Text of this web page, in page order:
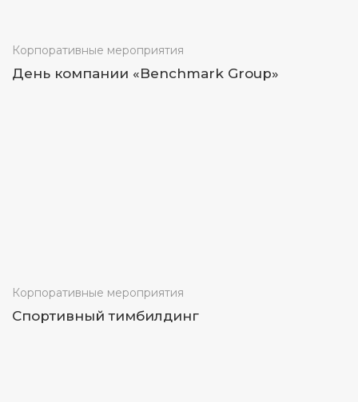
Корпоративные мероприятия
День компании «Benchmark Group»
Корпоративные мероприятия
Спортивный тимбилдинг